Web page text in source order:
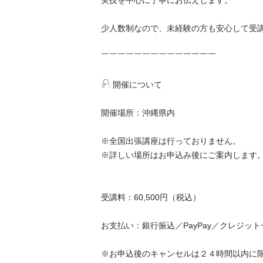
少人数制なので、未経験の方も安心して受
￣￣￣￣￣￣￣￣￣￣￣￣￣￣
𓍯 開催について
開催場所：沖縄県内
※全国出張講座は行っておりません。
※詳しい場所はお申込み後にご案内します。
受講料：60,500円（税込）
お支払い：銀行振込／PayPay／クレジット
※お申込後のキャンセルは２４時間以内に